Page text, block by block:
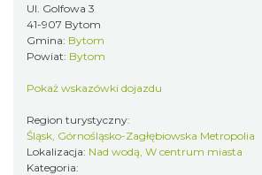
Ul. Golfowa 3
41-907 Bytom
Gmina: Bytom
Powiat: Bytom
Pokaż wskazówki dojazdu
Region turystyczny:
Śląsk, Górnośląsko-Zagłębiowska Metropolia
Lokalizacja: Nad wodą, W centrum miasta
Kategoria: